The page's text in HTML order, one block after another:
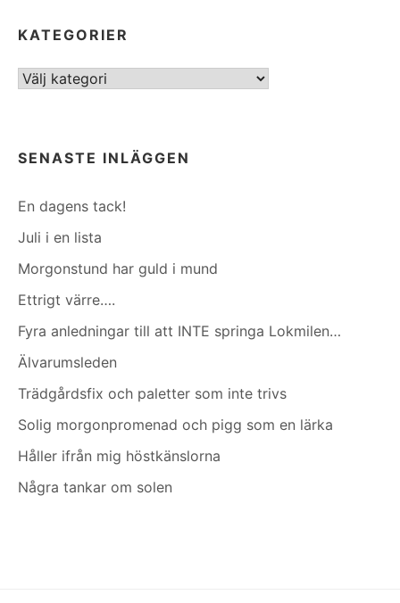
KATEGORIER
Kategorier
SENASTE INLÄGGEN
En dagens tack!
Juli i en lista
Morgonstund har guld i mund
Ettrigt värre….
Fyra anledningar till att INTE springa Lokmilen…
Älvarumsleden
Trädgårdsfix och paletter som inte trivs
Solig morgonpromenad och pigg som en lärka
Håller ifrån mig höstkänslorna
Några tankar om solen